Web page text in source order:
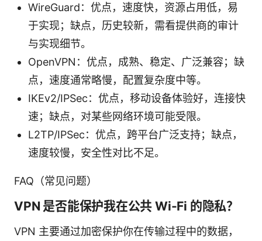
WireGuard：优点，速度快，资源占用低，易
于实现；缺点，历史较新，需看提供商的审计
与实现细节。
OpenVPN：优点，成熟、稳定、广泛兼容；缺
点，速度通常略慢，配置复杂度中等。
IKEv2/IPSec：优点，移动设备体验好，连接快
速；缺点，对某些网络环境可能受限。
L2TP/IPSec：优点，跨平台广泛支持；缺点，
速度较慢，安全性对比不足。
FAQ（常见问题）
VPN 是否能保护我在公共 Wi-Fi 的隐私？
VPN 主要通过加密保护你在传输过程中的数据，